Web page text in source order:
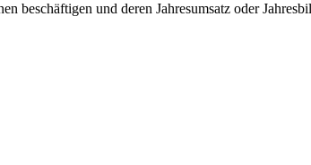
beschäftigen und deren Jahresumsatz oder